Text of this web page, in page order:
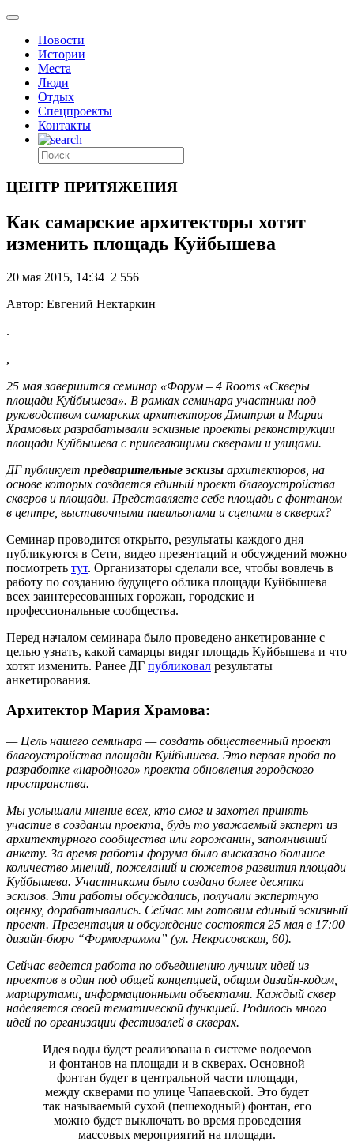
Новости
Истории
Места
Люди
Отдых
Спецпроекты
Контакты
ЦЕНТР ПРИТЯЖЕНИЯ
Как самарские архитекторы хотят
изменить площадь Куйбышева
20 мая 2015, 14:34 2 556
Автор: Евгений Нектаркин
.
,
25 мая завершится семинар «Форум – 4 Rooms «Скверы
площади Куйбышева». В рамках семинара участники под
руководством самарских архитекторов Дмитрия и Марии
Храмовых разрабатывали эскизные проекты реконструкции
площади Куйбышева с прилегающими скверами и улицами.
ДГ публикует предварительные эскизы архитекторов, на
основе которых создается единый проект благоустройства
скверов и площади. Представляете себе площадь с фонтаном
в центре, выставочными павильонами и сценами в скверах?
Семинар проводится открыто, результаты каждого дня
публикуются в Сети, видео презентаций и обсуждений можно
посмотреть тут. Организаторы сделали все, чтобы вовлечь в
работу по созданию будущего облика площади Куйбышева
всех заинтересованных горожан, городские и
профессиональные сообщества.
Перед началом семинара было проведено анкетирование с
целью узнать, какой самарцы видят площадь Куйбышева и что
хотят изменить. Ранее ДГ публиковал результаты
анкетирования.
Архитектор Мария Храмова:
— Цель нашего семинара — создать общественный проект
благоустройства площади Куйбышева. Это первая проба по
разработке «народного» проекта обновления городского
пространства.
Мы услышали мнение всех, кто смог и захотел принять
участие в создании проекта, будь то уважаемый эксперт из
архитектурного сообщества или горожанин, заполнивший
анкету. За время работы форума было высказано большое
количество мнений, пожеланий и сюжетов развития площади
Куйбышева. Участниками было создано более десятка
эскизов. Эти работы обсуждались, получали экспертную
оценку, дорабатывались. Сейчас мы готовим единый эскизный
проект. Презентация и обсуждение состоятся 25 мая в 17:00
дизайн-бюро “Формограмма” (ул. Некрасовская, 60).
Сейчас ведется работа по объединению лучших идей из
проектов в один под общей концепцией, общим дизайн-кодом,
маршрутами, информационными объектами. Каждый сквер
наделяется своей тематической функцией. Родилось много
идей по организации фестивалей в скверах.
Идея воды будет реализована в системе водоемов
и фонтанов на площади и в скверах. Основной
фонтан будет в центральной части площади,
между скверами по улице Чапаевской. Это будет
так называемый сухой (пешеходный) фонтан, его
можно будет выключать во время проведения
массовых мероприятий на площади.